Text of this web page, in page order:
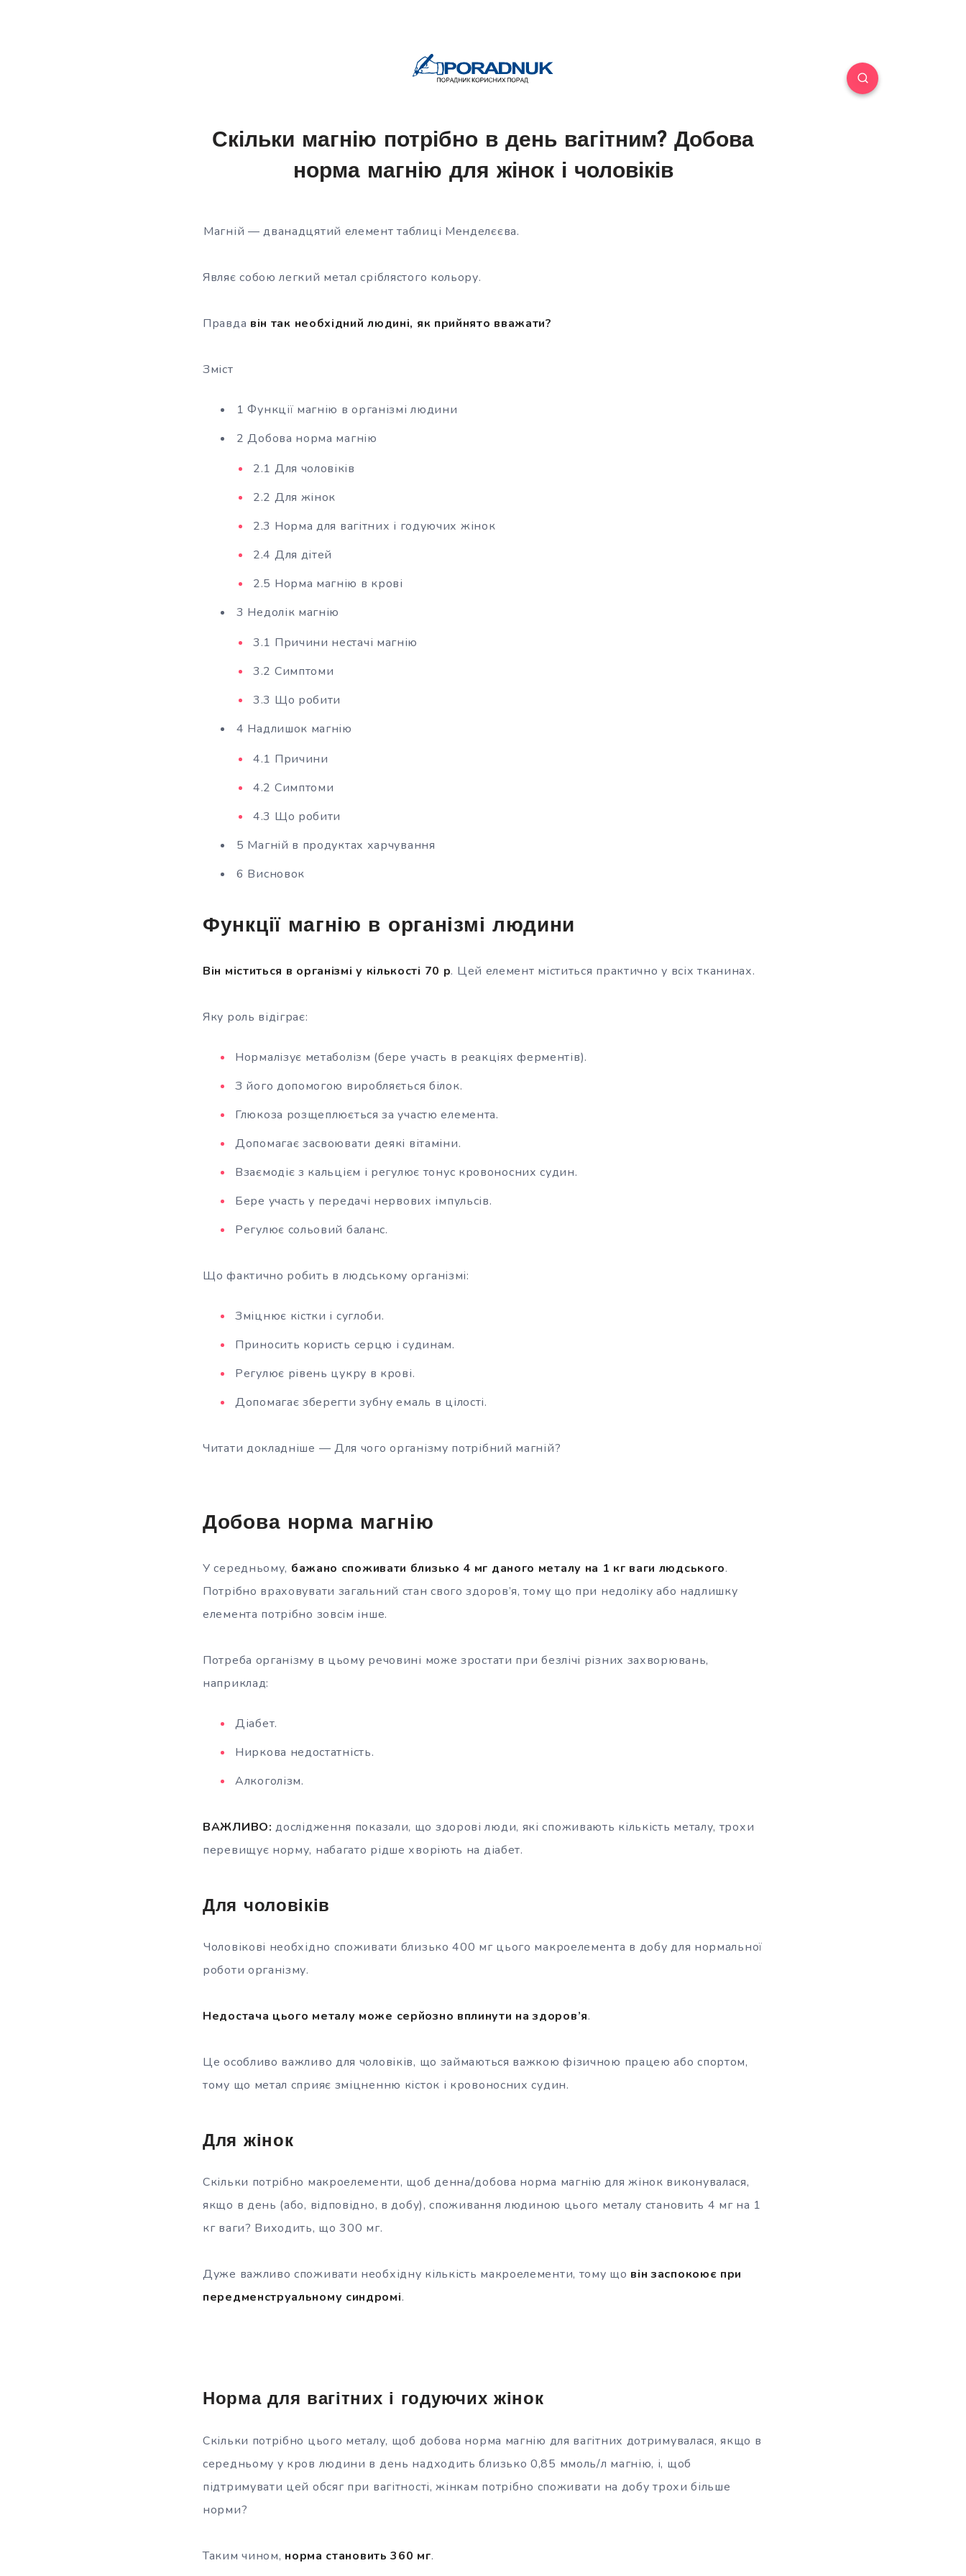
Скільки магнію потрібно в день вагітним? Добова
норма магнію для жінок і чоловіків
Магній — дванадцятий елемент таблиці Менделєєва.
Являє собою легкий метал сріблястого кольору.
Правда він так необхідний людині, як прийнято вважати?
Зміст
1 Функції магнію в організмі людини
2 Добова норма магнію
2.1 Для чоловіків
2.2 Для жінок
2.3 Норма для вагітних і годуючих жінок
2.4 Для дітей
2.5 Норма магнію в крові
3 Недолік магнію
3.1 Причини нестачі магнію
3.2 Симптоми
3.3 Що робити
4 Надлишок магнію
4.1 Причини
4.2 Симптоми
4.3 Що робити
5 Магній в продуктах харчування
6 Висновок
Функції магнію в організмі людини
Він міститься в організмі у кількості 70 р. Цей елемент міститься практично у всіх тканинах.
Яку роль відіграє:
Нормалізує метаболізм (бере участь в реакціях ферментів).
З його допомогою виробляється білок.
Глюкоза розщеплюється за участю елемента.
Допомагає засвоювати деякі вітаміни.
Взаємодіє з кальцієм і регулює тонус кровоносних судин.
Бере участь у передачі нервових імпульсів.
Регулює сольовий баланс.
Що фактично робить в людському організмі:
Зміцнює кістки і суглоби.
Приносить користь серцю і судинам.
Регулює рівень цукру в крові.
Допомагає зберегти зубну емаль в цілості.
Читати докладніше — Для чого організму потрібний магній?
Добова норма магнію
У середньому, бажано споживати близько 4 мг даного металу на 1 кг ваги людського.
Потрібно враховувати загальний стан свого здоров’я, тому що при недоліку або надлишку
елемента потрібно зовсім інше.
Потреба організму в цьому речовині може зростати при безлічі різних захворювань,
наприклад:
Діабет.
Ниркова недостатність.
Алкоголізм.
ВАЖЛИВО: дослідження показали, що здорові люди, які споживають кількість металу, трохи
перевищує норму, набагато рідше хворіють на діабет.
Для чоловіків
Чоловікові необхідно споживати близько 400 мг цього макроелемента в добу для нормальної
роботи організму.
Недостача цього металу може серйозно вплинути на здоров’я.
Це особливо важливо для чоловіків, що займаються важкою фізичною працею або спортом,
тому що метал сприяє зміцненню кісток і кровоносних судин.
Для жінок
Скільки потрібно макроелементи, щоб денна/добова норма магнію для жінок виконувалася,
якщо в день (або, відповідно, в добу), споживання людиною цього металу становить 4 мг на 1
кг ваги? Виходить, що 300 мг.
Дуже важливо споживати необхідну кількість макроелементи, тому що він заспокоює при
передменструальному синдромі.
Норма для вагітних і годуючих жінок
Скільки потрібно цього металу, щоб добова норма магнію для вагітних дотримувалася, якщо в
середньому у кров людини в день надходить близько 0,85 ммоль/л магнію, і, щоб
підтримувати цей обсяг при вагітності, жінкам потрібно споживати на добу трохи більше
норми?
Таким чином, норма становить 360 мг.